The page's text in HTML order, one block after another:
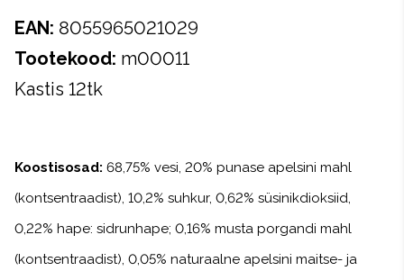
EAN: 8055965021029
Tootekood: m00011
Kastis 12tk
Koostisosad: 68,75% vesi, 20% punase apelsini mahl
(kontsentraadist), 10,2% suhkur, 0,62% süsinikdioksiid,
0,22% hape: sidrunhape; 0,16% musta porgandi mahl
(kontsentraadist), 0,05% naturaalne apelsini maitse- ja